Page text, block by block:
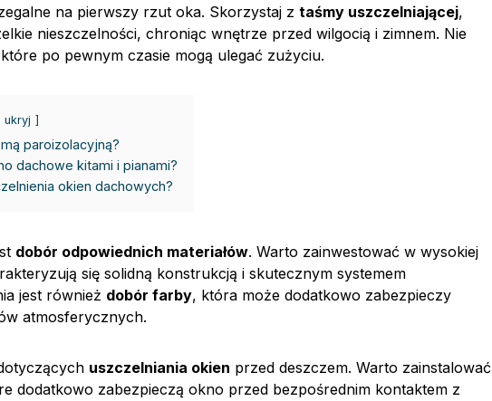
na pierwszy rzut oka. Skorzystaj z taśmy uszczelniającej,
nieszczelności, chroniąc wnętrze przed wilgocią i zimnem. Nie
po pewnym czasie mogą ulegać zużyciu.
ukryj
paroizolacyjną?
dachowe kitami i pianami?
okien dachowych?
dobór odpowiednich materiałów. Warto zainwestować w wysokiej
się solidną konstrukcją i skutecznym systemem
jest również dobór farby, która może dodatkowo zabezpieczy
atmosferycznych.
uszczelniania okien przed deszczem. Warto zainstalować
dodatkowo zabezpieczą okno przed bezpośrednim kontaktem z